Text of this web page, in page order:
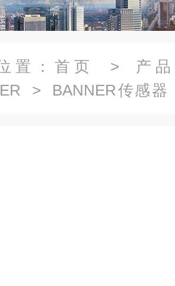
置： 首页 > 产
> BANNER传感器